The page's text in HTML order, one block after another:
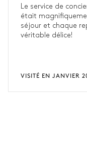
Le service de
était
séjour et chaque
véritable délice!
VISITÉ EN JANVIER